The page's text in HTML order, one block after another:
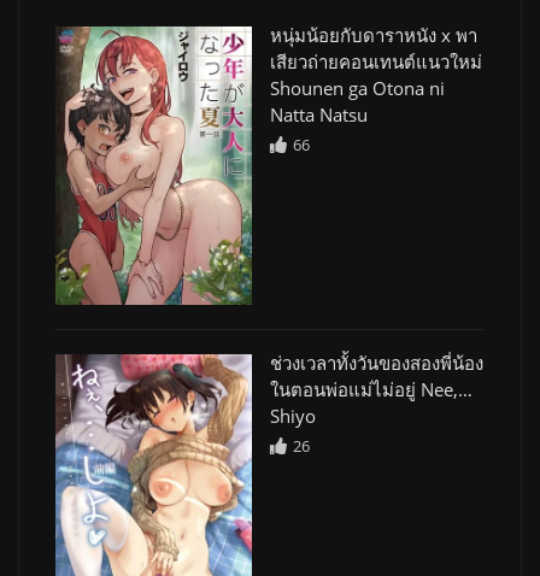
หนุ่มน้อยกับดาราหนัง x พา
เสียวถ่ายคอนเทนต์แนวใหม่
Shounen ga Otona ni
Natta Natsu
66
ช่วงเวลาทั้งวันของสองพี่น้อง
ในตอนพ่อแม่ไม่อยู่ Nee,…
Shiyo
26